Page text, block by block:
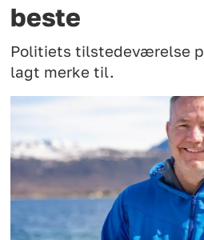
beste
Politiets tilstedeværelse
lagt merke til.